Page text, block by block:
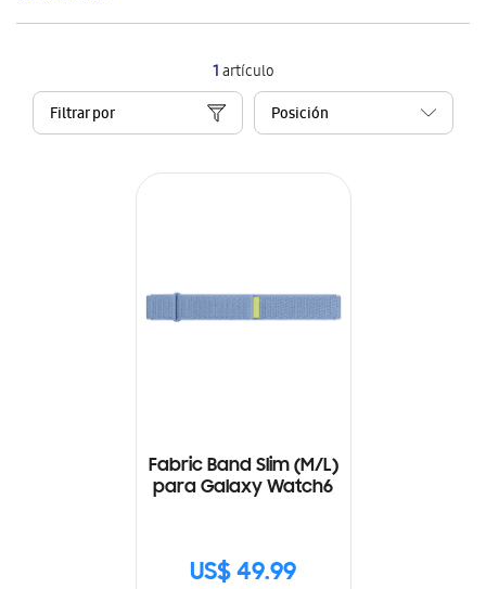
1artículo
Filtrar por
Fabric Band Slim (M/L)
para Galaxy Watch6
US$ 49.99